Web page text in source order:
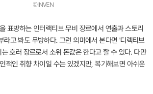
©INVEN
표방하는 인터랙티브 무비 장르에서 연출과 스토리
라고 봐도 무방하다. 그런 의미에서 본다면 '디렉티브
호러 장르로서 소위 돈값은 한다고 할 수 있다. 다만
적인 취향 차이일 수는 있겠지만, 복기해보면 아쉬운